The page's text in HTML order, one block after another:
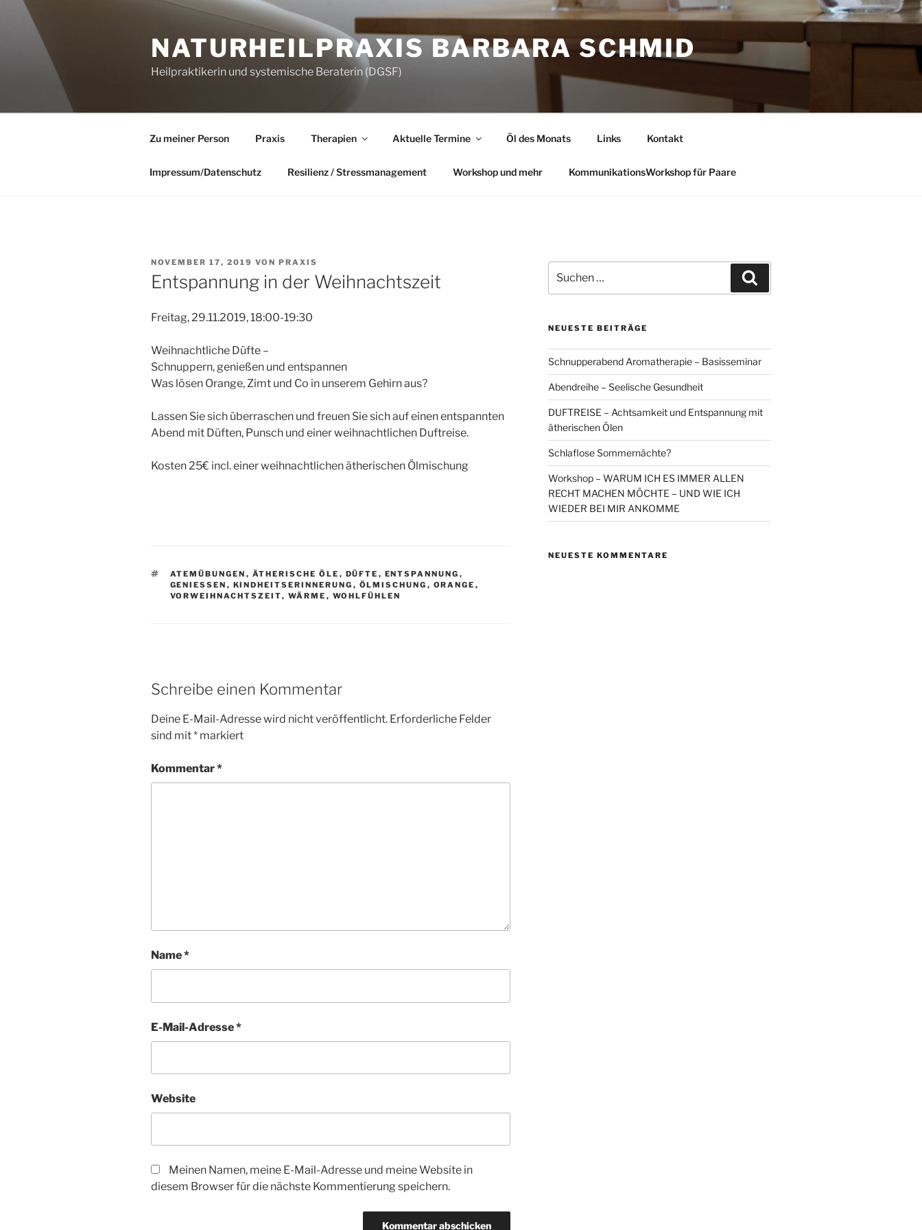
springen
NATURHEILPRAXIS BARBARA SCHMID
Heilpraktikerin und systemische Beraterin (DGSF)
Zu meiner Person Praxis Therapien Aktuelle Termine Öl des Monats Links Kontakt
Impressum/Datenschutz Resilienz / Stressmanagement Workshop und mehr KommunikationsWorkshop für Paare
VERÖFFENTLICHT
AM
NOVEMBER 17, 2019 VON PRAXIS
Entspannung in der Weihnachtszeit
Freitag, 29.11.2019, 18:00-19:30
Weihnachtliche Düfte –
Schnuppern, genießen und entspannen
Was lösen Orange, Zimt und Co in unserem Gehirn aus?
Lassen Sie sich überraschen und freuen Sie sich auf einen entspannten
Abend mit Düften, Punsch und einer weihnachtlichen Duftreise.
Kosten 25€ incl. einer weihnachtlichen ätherischen Ölmischung
SCHLAGWÖRTER
ATEMÜBUNGEN , ÄTHERISCHE ÖLE , DÜFTE , ENTSPANNUNG ,
GENIESSEN , KINDHEITSERINNERUNG , ÖLMISCHUNG , ORANGE ,
VORWEIHNACHTSZEIT, WÄRME , WOHLFÜHLEN
Schreibe einen Kommentar
Deine E-Mail-Adresse wird nicht veröffentlicht. Erforderliche Felder
sind mit* markiert
Kommentar*
Name*
E-Mail-Adresse*
Website
Meinen Namen, meine E-Mail-Adresse und meine Website in
diesem Browser für die nächste Kommentierung speichern.
nach:
NEUESTE BEITRÄGE
Schnupperabend Aromatherapie – Basisseminar
Abendreihe – Seelische Gesundheit
DUFTREISE – Achtsamkeit und Entspannung mit
ätherischen Ölen
Schlaflose Sommernächte?
Workshop – WARUM ICH ES IMMER ALLEN
RECHT MACHEN MÖCHTE – UND WIE ICH
WIEDER BEI MIR ANKOMME
NEUESTE KOMMENTARE